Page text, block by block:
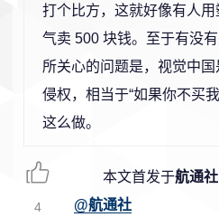
打个比方，这就好像有人
气卖 500 块钱。至于有没
所关心的问题是，视觉中
侵权，相当于“如果你不买
这么做。
本文首发于航通社
@航通社
4